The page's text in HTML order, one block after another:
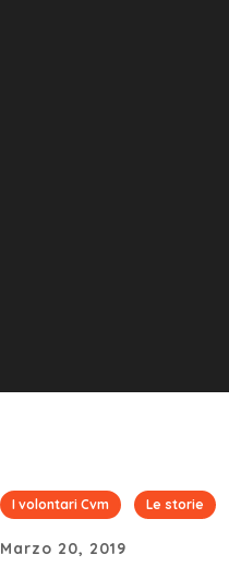
I volontari Cvm Le storie
Marzo 20, 2019